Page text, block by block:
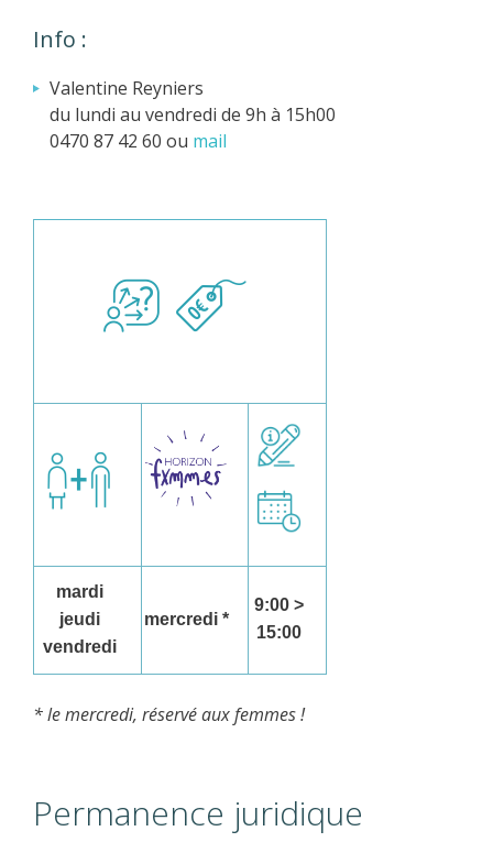
Info :
Valentine Reyniers
du lundi au vendredi de 9h à 15h00
0470 87 42 60 ou mail
mardi
jeudi
vendredi
mercredi *
9:00 >
15:00
* le mercredi, réservé aux femmes !
Permanence juridique